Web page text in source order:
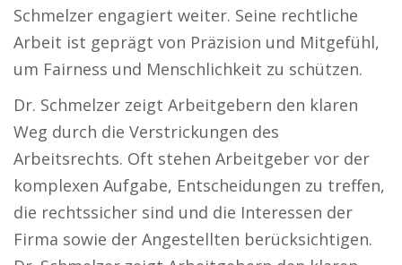
Schmelzer engagiert weiter. Seine rechtliche
Arbeit ist geprägt von Präzision und Mitgefühl,
um Fairness und Menschlichkeit zu schützen.
Dr. Schmelzer zeigt Arbeitgebern den klaren
Weg durch die Verstrickungen des
Arbeitsrechts. Oft stehen Arbeitgeber vor der
komplexen Aufgabe, Entscheidungen zu treffen,
die rechtssicher sind und die Interessen der
Firma sowie der Angestellten berücksichtigen.